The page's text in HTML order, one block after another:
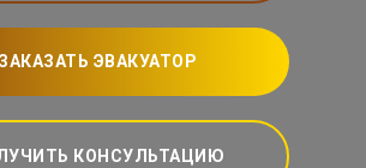
ЗАКАЗАТЬ ЭВАКУАТОР
КОНСУЛЬТАЦИЮ